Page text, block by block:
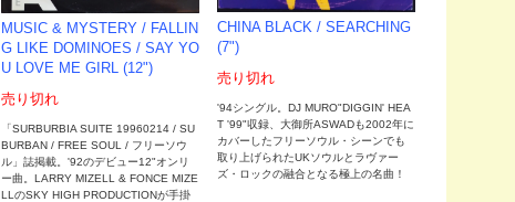
MUSIC & MYSTERY / FALLIN
G LIKE DOMINOES / SAY YO
U LOVE ME GIRL (12")
売り切れ
「SURBURBIA SUITE 19960214 / SU
BURBAN / FREE SOUL / フリーソウ
ル」誌掲載。'92のデビュー12"オンリ
ー曲。LARRY MIZELL & FONCE MIZE
LLのSKY HIGH PRODUCTIONが手掛
CHINA BLACK / SEARCHING
(7")
売り切れ
'94シングル。DJ MURO"DIGGIN' HEA
T '99"収録、大御所ASWADも2002年に
カバーしたフリーソウル・シーンでも
取り上げられたUKソウルとラヴァー
ズ・ロックの融合となる極上の名曲！